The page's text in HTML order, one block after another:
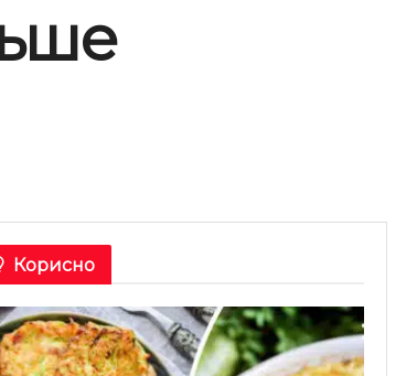
Корисно